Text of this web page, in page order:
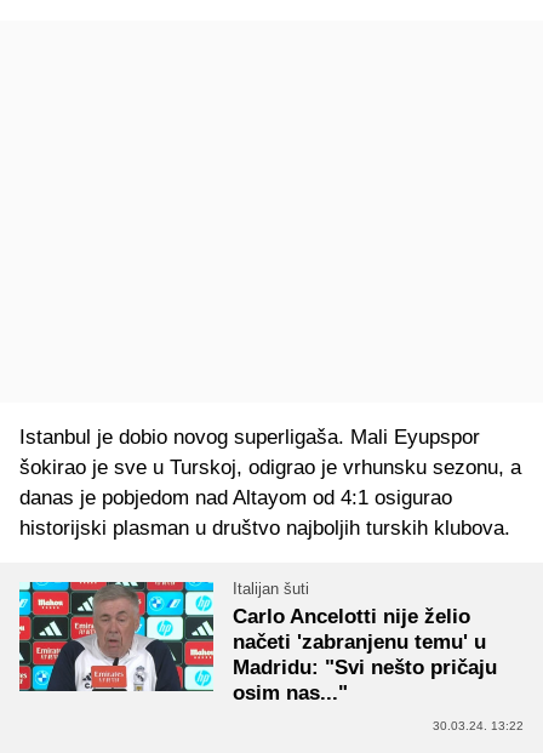
Istanbul je dobio novog superligaša. Mali Eyupspor
šokirao je sve u Turskoj, odigrao je vrhunsku sezonu, a
danas je pobjedom nad Altayom od 4:1 osigurao
historijski plasman u društvo najboljih turskih klubova.
Italijan šuti
Carlo Ancelotti nije želio
načeti 'zabranjenu temu' u
Madridu: "Svi nešto pričaju
osim nas..."
30.03.24. 13:22